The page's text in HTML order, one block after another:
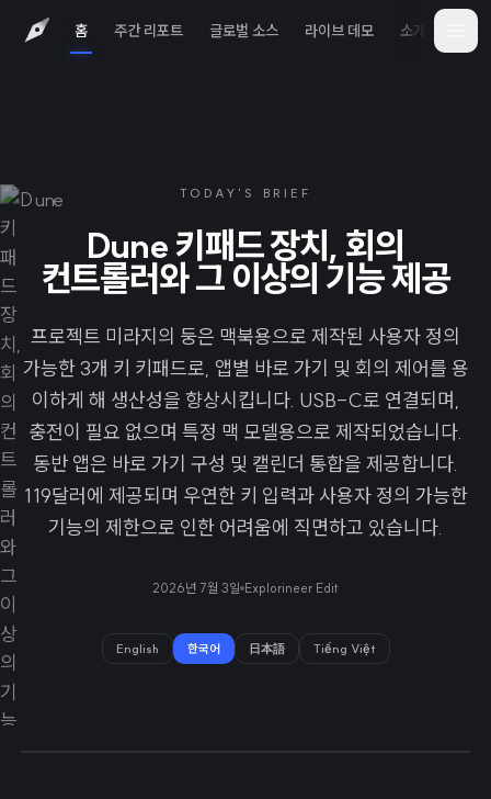
홈 주간 리포트 글로벌 소스 라이브 데모 소개
TODAY'S BRIEF
Dune 키패드 장치, 회의
컨트롤러와 그 이상의 기능 제공
프로젝트 미라지의 둥은 맥북용으로 제작된 사용자 정의
가능한 3개 키 키패드로, 앱별 바로 가기 및 회의 제어를 용
이하게 해 생산성을 향상시킵니다. USB-C로 연결되며,
충전이 필요 없으며 특정 맥 모델용으로 제작되었습니다.
동반 앱은 바로 가기 구성 및 캘린더 통합을 제공합니다.
119달러에 제공되며 우연한 키 입력과 사용자 정의 가능한
기능의 제한으로 인한 어려움에 직면하고 있습니다.
2026년 7월 3일 Explorineer Edit
English 한국어 日本語 Tiếng Việt